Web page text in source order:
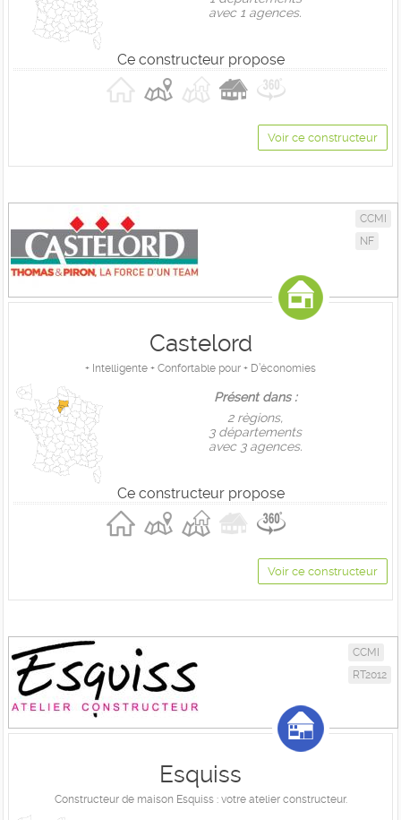
avec 1 agences.
Ce constructeur propose
Voir ce constructeur
CCMI
NF
Castelord
+ Intelligente + Confortable pour + D’économies
Présent dans :
2 règions,
3 départements
avec 3 agences.
Ce constructeur propose
Voir ce constructeur
CCMI
RT2012
Esquiss
Constructeur de maison Esquiss : votre atelier constructeur.